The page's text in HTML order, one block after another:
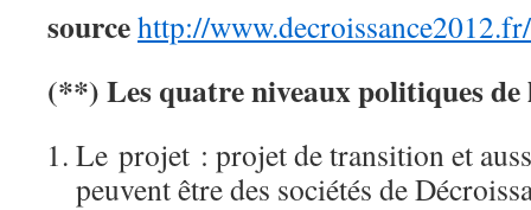
sourcehttp://www.decroissance2012.
(**) Les quatre niveaux politiques de
Le projet : projet de transition et
peuvent être des sociétés de